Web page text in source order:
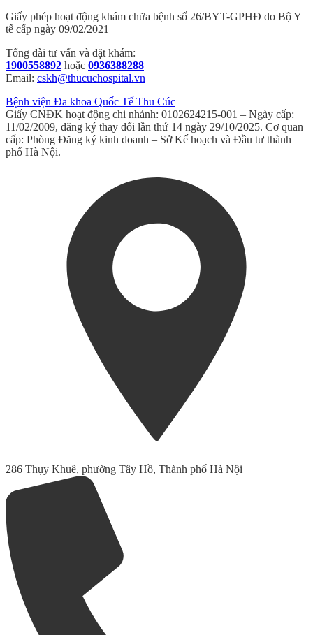
Giấy phép hoạt động khám chữa bệnh số 26/BYT-GPHĐ do Bộ Y
tế cấp ngày 09/02/2021
Tổng đài tư vấn và đặt khám:
1900558892 hoặc 0936388288
Email: cskh@thucuchospital.vn
Bệnh viện Đa khoa Quốc Tế Thu Cúc
Giấy CNĐK hoạt động chi nhánh: 0102624215-001 – Ngày cấp:
11/02/2009, đăng ký thay đổi lần thứ 14 ngày 29/10/2025. Cơ quan
cấp: Phòng Đăng ký kinh doanh – Sở Kế hoạch và Đầu tư thành
phố Hà Nội.
286 Thụy Khuê, phường Tây Hồ, Thành phố Hà Nội